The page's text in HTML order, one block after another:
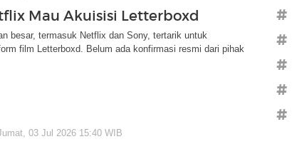
Mau Akuisisi Letterboxd
besar, termasuk Netflix dan Sony, tertarik untuk
film Letterboxd. Belum ada konfirmasi resmi dari pihak
03 Jul 2026 15:40 WIB